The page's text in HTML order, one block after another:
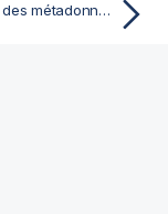
Centraliser des métadonnées d'un fichier Excel